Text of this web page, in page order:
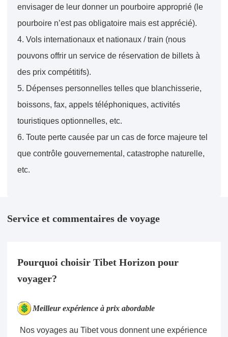
envisager de leur donner un pourboire approprié (le
pourboire n’est pas obligatoire mais est apprécié).
4. Vols internationaux et nationaux / train (nous
pouvons offrir un service de réservation de billets à
des prix compétitifs).
5. Dépenses personnelles telles que blanchisserie,
boissons, fax, appels téléphoniques, activités
touristiques optionnelles, etc.
6. Toute perte causée par un cas de force majeure tel
que contrôle gouvernemental, catastrophe naturelle,
etc.
Service et commentaires de voyage
Pourquoi choisir Tibet Horizon pour
voyager?
Meilleur expérience à prix abordable
Nos voyages au Tibet vous donnent une expérience